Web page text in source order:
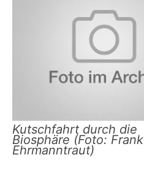
Kutschfahrt durch die
Biosphäre (Foto: Frank
Ehrmanntraut)